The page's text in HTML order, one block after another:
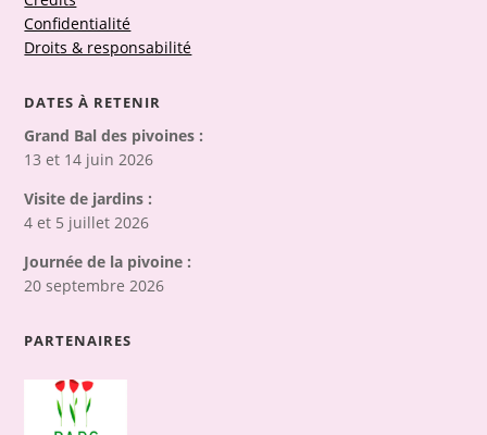
Confidentialité
Droits & responsabilité
DATES À RETENIR
Grand Bal des pivoines :
13 et 14 juin 2026
Visite de jardins :
4 et 5 juillet 2026
Journée de la pivoine :
20 septembre 2026
PARTENAIRES